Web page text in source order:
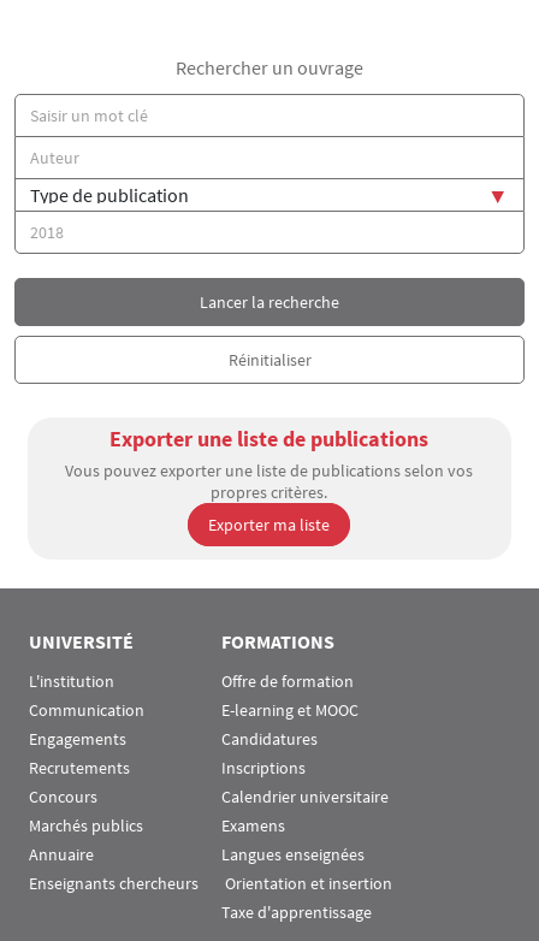
Rechercher un ouvrage
Exporter une liste de publications
Vous pouvez exporter une liste de publications selon vos
propres critères.
Exporter ma liste
UNIVERSITÉ
L'institution
Communication
Engagements
Recrutements
Concours
Marchés publics
Annuaire
Enseignants chercheurs
FORMATIONS
Offre de formation
E-learning et MOOC
Candidatures
Inscriptions
Calendrier universitaire
Examens
Langues enseignées
Orientation et insertion
Taxe d'apprentissage